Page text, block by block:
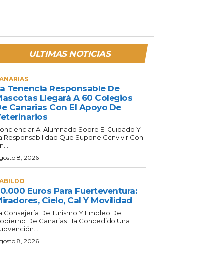
ULTIMAS NOTICIAS
Tenencia Responsable De
Llegará A 60 Colegios
Canarias Con El Apoyo De
Al Alumnado Sobre El Cuidado Y
Responsabilidad Que Supone Convivir Con
8, 2026
Euros Para Fuerteventura:
Cielo, Cal Y Movilidad
Consejería De Turismo Y Empleo Del
De Canarias Ha Concedido Una
8, 2026